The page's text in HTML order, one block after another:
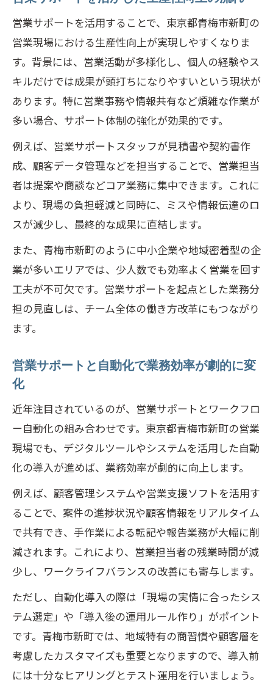
営業サポートを活用することで、東京都青梅市新町の
営業現場における生産性向上が実現しやすくなりま
す。背景には、営業活動が多様化し、個人の経験やス
キルだけでは成果が頭打ちになりやすいという現状が
あります。特に営業事務や情報共有など煩雑な作業が
多い場合、サポート体制の強化が効果的です。
例えば、営業サポートスタッフが見積書や契約書作
成、顧客データ管理などを担当することで、営業担当
者は提案や商談などコア業務に集中できます。これに
より、現場の負担軽減と同時に、ミスや情報伝達のロ
スが減少し、最終的な成果に直結します。
また、青梅市新町のように中小企業や地域密着型の企
業が多いエリアでは、少人数でも効率よく営業を回す
工夫が不可欠です。営業サポートを起点とした業務分
担の見直しは、チーム全体の働き方改革にもつながり
ます。
営業サポートと自動化で業務効率が劇的に変
化
近年注目されているのが、営業サポートとワークフロ
ー自動化の組み合わせです。東京都青梅市新町の営業
現場でも、デジタルツールやシステムを活用した自動
化の導入が進めば、業務効率が劇的に向上します。
例えば、顧客管理システムや営業支援ソフトを活用す
ることで、案件の進捗状況や顧客情報をリアルタイム
で共有でき、手作業による転記や報告業務が大幅に削
減されます。これにより、営業担当者の残業時間が減
少し、ワークライフバランスの改善にも寄与します。
ただし、自動化導入の際は「現場の実情に合ったシス
テム選定」や「導入後の運用ルール作り」がポイント
です。青梅市新町では、地域特有の商習慣や顧客層を
考慮したカスタマイズも重要となりますので、導入前
には十分なヒアリングとテスト運用を行いましょう。